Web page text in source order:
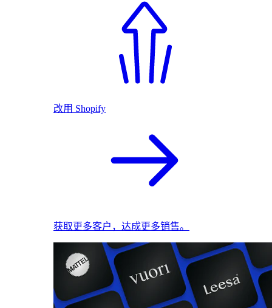
改用 Shopify
获取更多客户，达成更多销售。